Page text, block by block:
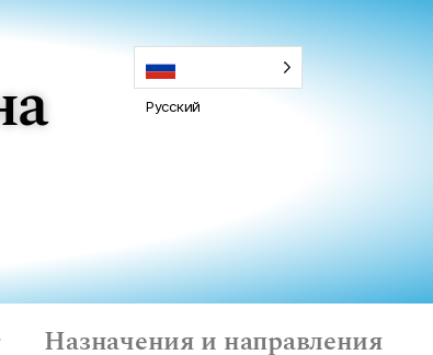
Русский
Назначения и направления